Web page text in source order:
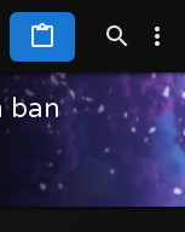
ban